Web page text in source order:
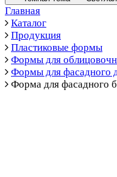
Главная
Каталог
Продукция
Пластиковые формы
Формы для
Формы для фасадного
Форма для фасадного